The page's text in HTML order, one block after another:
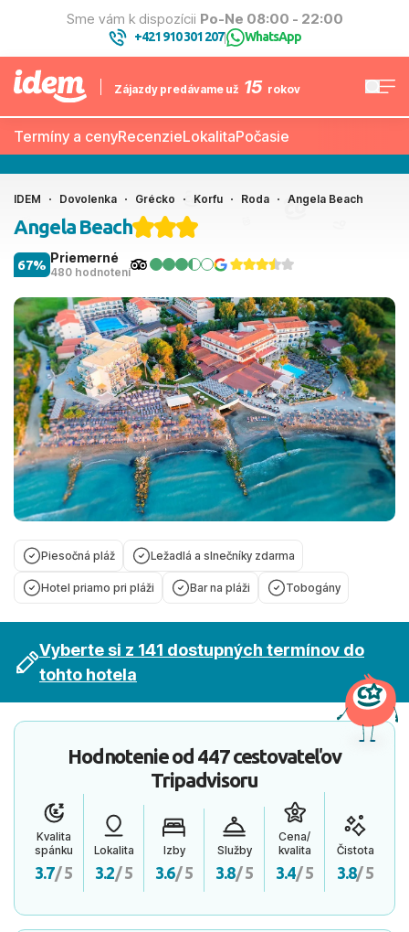
Sme vám k dispozícii Po-Ne 08:00 - 22:00
+421 910 301 207| WhatsApp
Zájazdy predávame už 15 rokov
Termíny a cenyRecenzieLokalitaPočasie
IDEM Dovolenka Grécko Korfu Roda Angela Beach
Angela Beach
Priemerné
480 hodnotení
67%
Piesočná pláž Ležadlá a slnečníky zdarma
Hotel priamo pri pláži Bar na pláži Tobogány
Vyberte si z 141 dostupných termínov do
tohto hotela
Hodnotenie od 447 cestovateľov
Tripadvisoru
Kvalita
spánku
3.7/ 5
Lokalita
3.2/ 5
Izby
3.6/ 5
Služby
3.8/ 5
Cena/
kvalita
3.4/ 5
Čistota
3.8/ 5